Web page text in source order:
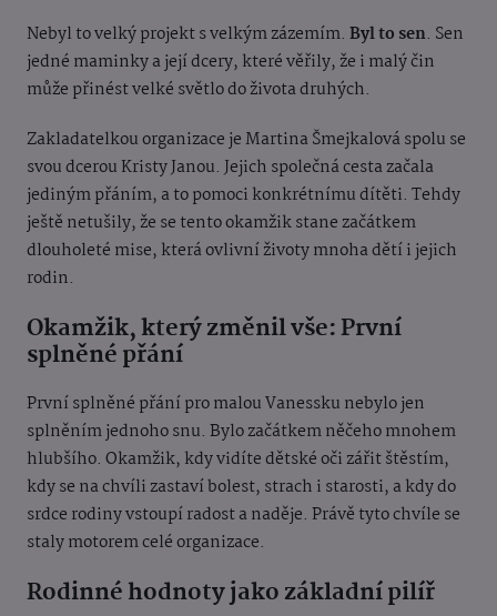
Nebyl to velký projekt s velkým zázemím. Byl to sen. Sen
jedné maminky a její dcery, které věřily, že i malý čin
může přinést velké světlo do života druhých.
Zakladatelkou organizace je Martina Šmejkalová spolu se
svou dcerou Kristy Janou. Jejich společná cesta začala
jediným přáním, a to pomoci konkrétnímu dítěti. Tehdy
ještě netušily, že se tento okamžik stane začátkem
dlouholeté mise, která ovlivní životy mnoha dětí i jejich
rodin.
Okamžik, který změnil vše: První
splněné přání
První splněné přání pro malou Vanessku nebylo jen
splněním jednoho snu. Bylo začátkem něčeho mnohem
hlubšího. Okamžik, kdy vidíte dětské oči zářit štěstím,
kdy se na chvíli zastaví bolest, strach i starosti, a kdy do
srdce rodiny vstoupí radost a naděje. Právě tyto chvíle se
staly motorem celé organizace.
Rodinné hodnoty jako základní pilíř